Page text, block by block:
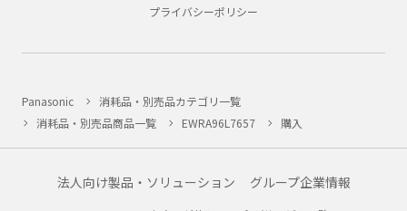
プライバシーポリシー
Panasonic
消耗品・別売品カテゴリ一覧
消耗品・別売品商品一覧
EWRA96L7657 購入
法人向け製品・ソリューション グループ企業情報